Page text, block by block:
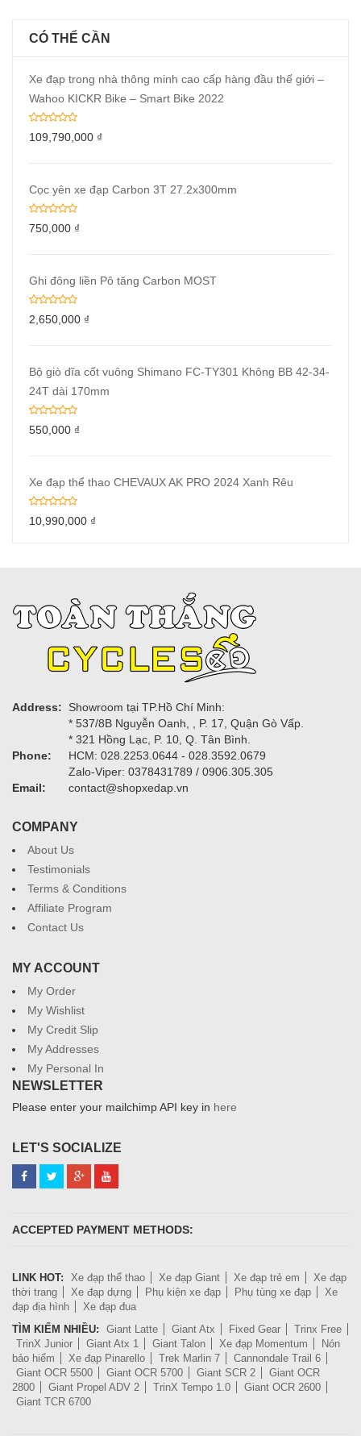
CÓ THỂ CẦN
Xe đạp trong nhà thông minh cao cấp hàng đầu thế giới –
Wahoo KICKR Bike – Smart Bike 2022
109,790,000 ₫
Cọc yên xe đạp Carbon 3T 27.2x300mm
750,000 ₫
Ghi đông liền Pô tăng Carbon MOST
2,650,000 ₫
Bộ giò dĩa cốt vuông Shimano FC-TY301 Không BB 42-34-
24T dài 170mm
550,000 ₫
Xe đạp thể thao CHEVAUX AK PRO 2024 Xanh Rêu
10,990,000 ₫
Address:
Showroom tại TP.Hồ Chí Minh:
* 537/8B Nguyễn Oanh, , P. 17, Quận Gò Vấp.
* 321 Hồng Lạc, P. 10, Q. Tân Bình.
Phone:
HCM: 028.2253.0644 - 028.3592.0679
Zalo-Viper: 0378431789 / 0906.305.305
Email:
contact@shopxedap.vn
COMPANY
About Us
Testimonials
Terms & Conditions
Affiliate Program
Contact Us
MY ACCOUNT
My Order
My Wishlist
My Credit Slip
My Addresses
My Personal In
NEWSLETTER
Please enter your mailchimp API key in here
LET'S SOCIALIZE
ACCEPTED PAYMENT METHODS:
LINK HOT: Xe đạp thể thao Xe đạp Giant Xe đạp trẻ em
Xe đạp
thời trang
Xe đạp dựng Phụ kiện xe đạp Phụ tùng xe đạp
Xe
đạp địa hình
Xe đạp đua
TÌM KIẾM NHIỀU:
Giant Latte Giant Atx Fixed Gear
Trinx Free
TrinX Junior
Giant Atx 1 Giant Talon Xe đạp Momentum
Nón
bảo hiểm
Xe đạp Pinarello Trek Marlin 7
Cannondale Trail 6
Giant OCR 5500
Giant OCR 5700 Giant SCR 2
Giant OCR
2800
Giant Propel ADV 2 TrinX Tempo 1.0
Giant OCR 2600
Giant TCR 6700